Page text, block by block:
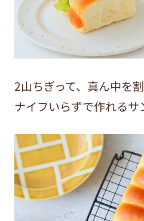
2山ちぎって、真ん中を
ナイフいらずで作れるサ